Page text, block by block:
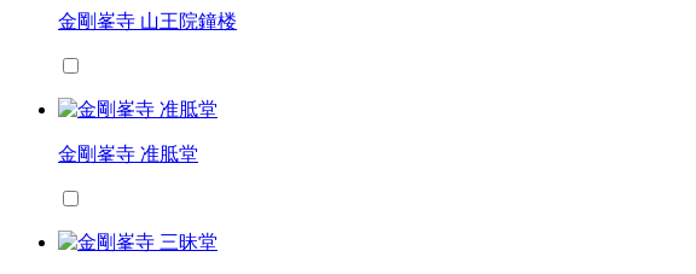
金剛峯寺 山王院鐘楼
金剛峯寺 准胝堂